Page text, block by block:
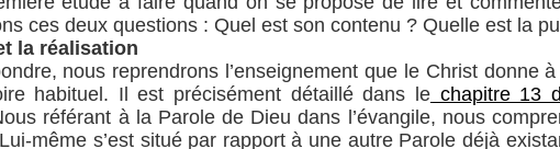
ces deux questions : Quel est son contenu ? Quelle est la
la réalisation
nous reprendrons l’enseignement que le Christ donne
habituel. Il est précisément détaillé dans lechapitre 13
référant à la Parole de Dieu dans l’évangile, nous
même s’est situé par rapport à une autre Parole déjà